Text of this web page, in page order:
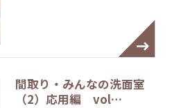
間取り・みんなの洗面室
（2）応用編 vol…